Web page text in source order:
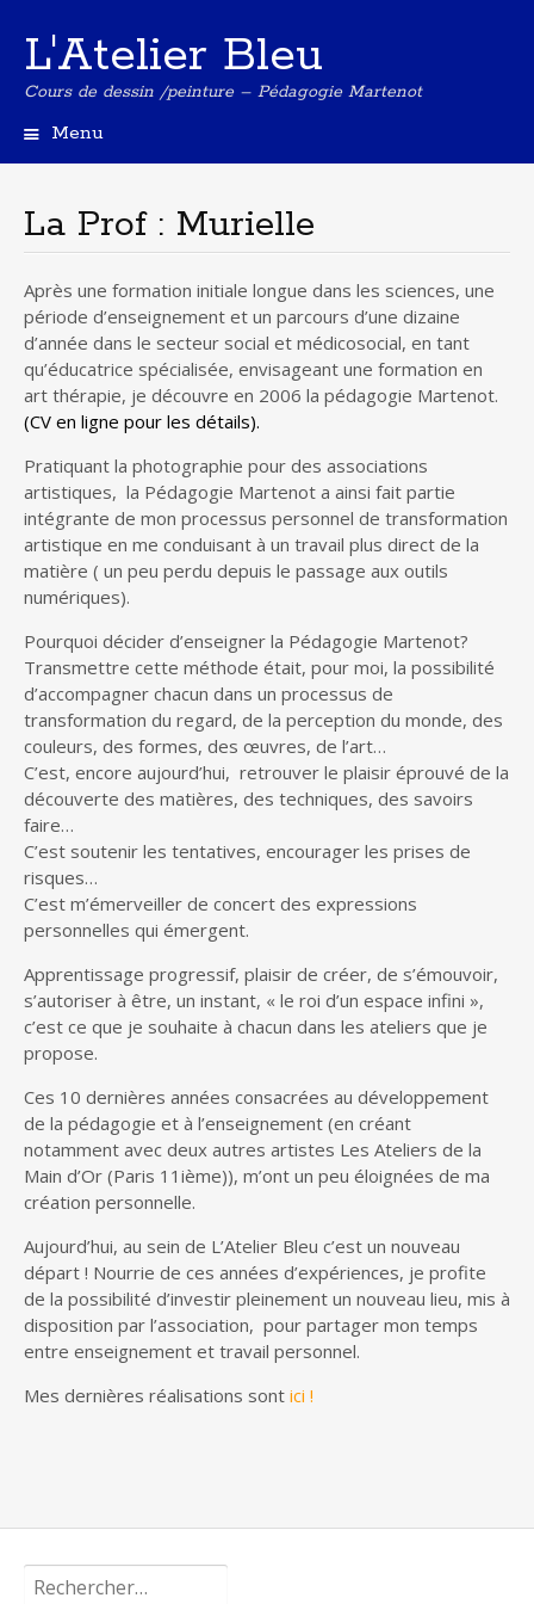
L'Atelier Bleu
Cours de dessin /peinture – Pédagogie Martenot
Menu
e
r
u
c
o
n
t
e
u
p
r
n
c
a
l
La Prof : Murielle
Après une formation initiale longue dans les sciences, une
période d’enseignement et un parcours d’une dizaine
d’année dans le secteur social et médicosocial, en tant
qu’éducatrice spécialisée, envisageant une formation en
art thérapie, je découvre en 2006 la pédagogie Martenot.
(CV en ligne pour les détails).
Pratiquant la photographie pour des associations
artistiques, la Pédagogie Martenot a ainsi fait partie
intégrante de mon processus personnel de transformation
artistique en me conduisant à un travail plus direct de la
matière ( un peu perdu depuis le passage aux outils
numériques).
Pourquoi décider d’enseigner la Pédagogie Martenot?
Transmettre cette méthode était, pour moi, la possibilité
d’accompagner chacun dans un processus de
transformation du regard, de la perception du monde, des
couleurs, des formes, des œuvres, de l’art…
C’est, encore aujourd’hui, retrouver le plaisir éprouvé de la
découverte des matières, des techniques, des savoirs
faire…
C’est soutenir les tentatives, encourager les prises de
risques…
C’est m’émerveiller de concert des expressions
personnelles qui émergent.
Apprentissage progressif, plaisir de créer, de s’émouvoir,
s’autoriser à être, un instant, « le roi d’un espace infini »,
c’est ce que je souhaite à chacun dans les ateliers que je
propose.
Ces 10 dernières années consacrées au développement
de la pédagogie et à l’enseignement (en créant
notamment avec deux autres artistes Les Ateliers de la
Main d’Or (Paris 11ième)), m’ont un peu éloignées de ma
création personnelle.
Aujourd’hui, au sein de L’Atelier Bleu c’est un nouveau
départ ! Nourrie de ces années d’expériences, je profite
de la possibilité d’investir pleinement un nouveau lieu, mis à
disposition par l’association, pour partager mon temps
entre enseignement et travail personnel.
Mes dernières réalisations sont ici !
Rechercher :